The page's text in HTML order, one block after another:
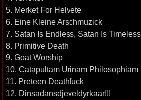
5. Merket For Helvete
6. Eine Kleine Arschmuzick
7. Satan Is Endless, Satan Is Timeless
8. Primitive Death
9. Goat Worship
10. Catapultam Urinam Philosophiam
11. Preteen Deathfuck
12. Dinsadansdjeveldyrkaar!!!